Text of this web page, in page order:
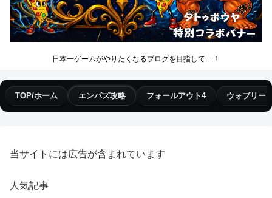
日本一ゲームがやりたくなるブログを目指して…！
TOP/ホーム エンパズ攻略 フォールアウト4 ウォブリー
当サイトには広告が含まれています
人気記事